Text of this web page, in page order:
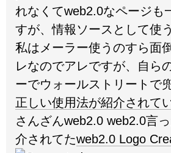
れなくてweb2.0なページも
すが、情報ソースとして使
私はメーラー使うのすら面
レなのでアレですが、自ら
ーでウォールストリートで
正しい使用法が紹介されて
さんざんweb2.0 web2.0言
介されてたweb2.0 Logo